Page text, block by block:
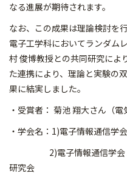
なる進展が期待されます。
なお、この成果は理論検討を
電子工学科においてランダム
村 俊博教授との共同研究によ
た連携により、理論と実験の
果に結実しました。
・受賞者： 菊池 翔大さん（
・学会名：1)電子情報通信学
2)電子情報通信学会 エ
研究会